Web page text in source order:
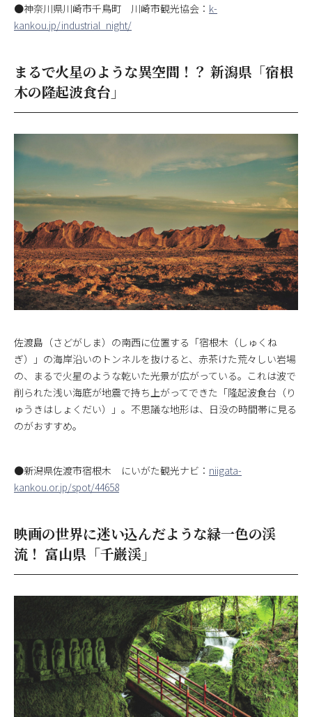
●神奈川県川崎市千鳥町 川崎市観光協会： k-
kankou.jp/industrial_night/
まるで火星のような異空間！？ 新潟県「宿根
木の隆起波食台」
佐渡島（さどがしま）の南西に位置する「宿根木（しゅくね
ぎ）」の海岸沿いのトンネルを抜けると、赤茶けた荒々しい岩場
の、まるで火星のような乾いた光景が広がっている。これは波で
削られた浅い海底が地震で持ち上がってできた「隆起波食台（り
ゅうきはしょくだい）」。不思議な地形は、日没の時間帯に見る
のがおすすめ。
●新潟県佐渡市宿根木 にいがた観光ナビ： niigata-
kankou.or.jp/spot/44658
映画の世界に迷い込んだような緑一色の渓
流！ 富山県「千巌渓」